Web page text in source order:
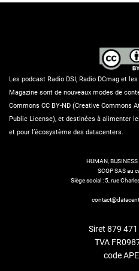
Les podcast Radio DSI, Radio DCmag et
Magazine sont de nouveaux modes de
Commons CC BY-ND (Creative Commons
Public License), et destinées à alimenter
et pour l’écosystème des datacenters.
HUMAN,
SCOP SAS au
Siège social : 5, rue
Siret 879
TVA
code